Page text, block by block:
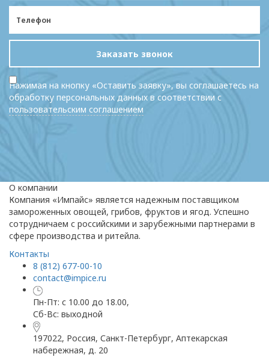
Заказать звонок
Нажимая на кнопку «Оставить заявку», вы соглашаетесь на
обработку персональных данных в соответствии с
пользовательским соглашением
О компании
Компания «Импайс» является надежным поставщиком
замороженных овощей, грибов, фруктов и ягод. Успешно
сотрудничаем с российскими и зарубежными партнерами в
сфере производства и ритейла.
Контакты
8 (812) 677-00-10
contact@impice.ru
Пн-Пт: с 10.00 до 18.00,
Сб-Вс: выходной
197022, Россия, Санкт-Петербург, Аптекарская
набережная, д. 20